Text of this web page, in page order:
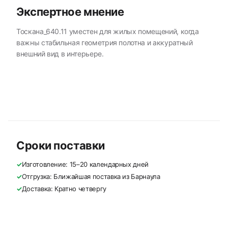
Экспертное мнение
Тоскана_640.11 уместен для жилых помещений, когда
важны стабильная геометрия полотна и аккуратный
внешний вид в интерьере.
Сроки поставки
✓Изготовление: 15–20 календарных дней
✓Отгрузка: Ближайшая поставка из Барнаула
✓Доставка: Кратно четвергу